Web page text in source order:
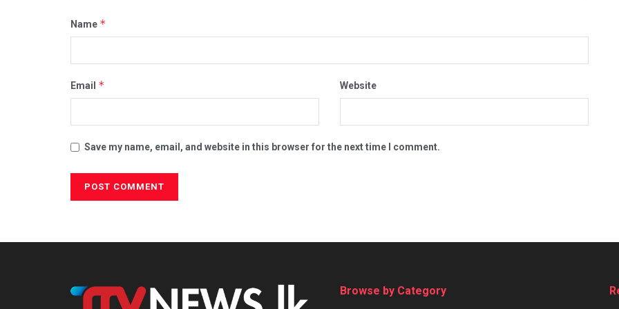
Name *
Email * Website
Save my name, email, and website in this browser for the next time I comment.
Browse by Category